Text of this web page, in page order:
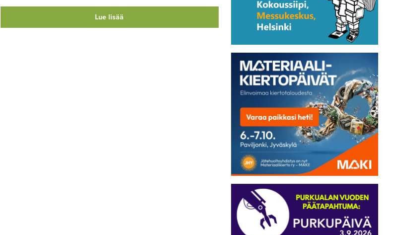
Lue lisää